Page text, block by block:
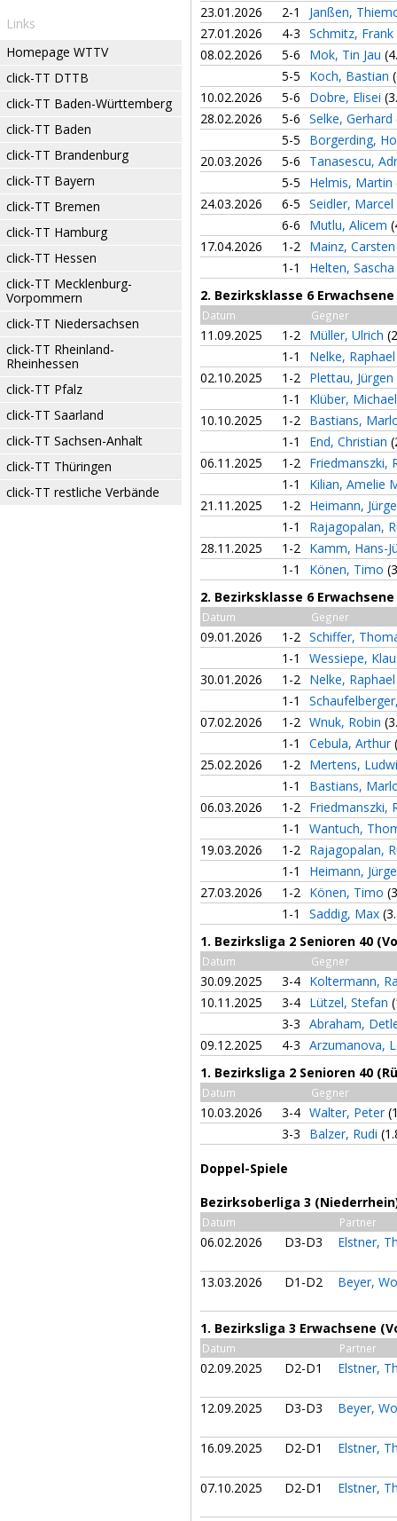
Links
Homepage WTTV
click-TT DTTB
click-TT Baden-Württemberg
click-TT Baden
click-TT Brandenburg
click-TT Bayern
click-TT Bremen
click-TT Hamburg
click-TT Hessen
click-TT Mecklenburg-
Vorpommern
click-TT Niedersachsen
click-TT Rheinland-
Rheinhessen
click-TT Pfalz
click-TT Saarland
click-TT Sachsen-Anhalt
click-TT Thüringen
click-TT restliche Verbände
23.01.2026
2-1
Janßen,
27.01.2026
4-3 Schmitz, Frank
08.02.2026
5-6 Mok, Tin Jau
5-5
Koch, Bastian
10.02.2026
5-6 Dobre, Elisei
28.02.2026
5-6 Selke, Gerhard
5-5
Borgerding,
20.03.2026
5-6
Tanasescu,
5-5
Helmis, Martin
24.03.2026
6-5 Seidler, Marcel
6-6
Mutlu, Alicem
17.04.2026
1-2 Mainz,
1-1
Helten, Sascha
2. Bezirksklasse 6
Datum Gegner
11.09.2025 1-2 Müller, Ulrich
1-1
Nelke,
02.10.2025
1-2 Plettau, Jürgen
1-1
Klüber,
10.10.2025
1-2 Bastians,
1-1
End, Christian
06.11.2025
1-2 Friedmanszki,
1-1
Kilian, Amelie
21.11.2025
1-2 Heimann,
1-1
Rajagopalan,
28.11.2025
1-2 Kamm, Hans-
1-1
Könen, Timo
2. Bezirksklasse 6
Datum Gegner
09.01.2026 1-2 Schiffer,
1-1
Wessiepe,
30.01.2026
1-2 Nelke,
1-1
07.02.2026
1-2 Wnuk, Robin
1-1
Cebula, Arthur
25.02.2026
1-2 Mertens,
1-1
Bastians,
06.03.2026
1-2 Friedmanszki,
1-1
Wantuch,
19.03.2026
1-2 Rajagopalan,
1-1
Heimann,
27.03.2026
1-2 Könen, Timo
1-1
Saddig, Max
1. Bezirksliga 2 Senioren 40
Datum Gegner
30.09.2025 3-4 Koltermann,
10.11.2025
3-4 Lützel, Stefan
3-3 Abraham,
09.12.2025
4-3 Arzumanova,
1. Bezirksliga 2 Senioren 40
Datum Gegner
10.03.2026 3-4 Walter, Peter
3-3
Balzer, Rudi
Doppel-Spiele
Bezirksoberliga 3
Datum Partner
06.02.2026 D3-D3 Elstner,
13.03.2026 D1-D2 Beyer,
1. Bezirksliga 3 Erwachsene
Datum Partner
02.09.2025 D2-D1 Elstner,
12.09.2025 D3-D3 Beyer,
16.09.2025 D2-D1 Elstner,
07.10.2025 D2-D1 Elstner,